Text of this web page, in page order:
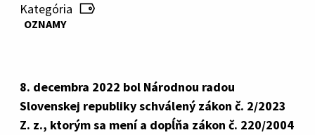
Kategória
OZNAMY
8. decembra 2022 bol Národnou radou
Slovenskej republiky schválený zákon č. 2/2023
Z. z., ktorým sa mení a dopĺňa zákon č. 220/2004